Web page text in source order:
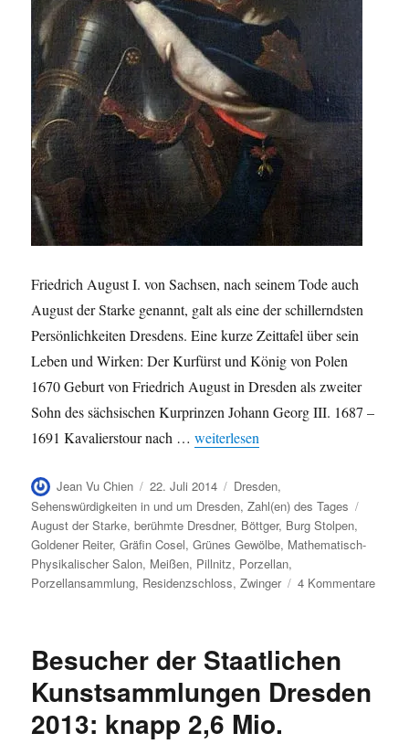
Friedrich August I. von Sachsen, nach seinem Tode auch
August der Starke genannt, galt als eine der schillerndsten
Persönlichkeiten Dresdens. Eine kurze Zeittafel über sein
Leben und Wirken: Der Kurfürst und König von Polen
1670 Geburt von Friedrich August in Dresden als zweiter
Sohn des sächsischen Kurprinzen Johann Georg III. 1687 –
1691 Kavalierstour nach …„August der Starke in Zahlen“
weiterlesen
Autor
Jean Vu Chien
Veröffentlicht
am
22. Juli 2014 Kategorien
Dresden,
Sehenswürdigkeiten in und um Dresden,Zahl(en) des Tages
August der Starke,berühmte Dresdner, Böttger, Burg Stolpen,
Goldener Reiter,Gräfin Cosel,Grünes Gewölbe, Mathematisch-
Physikalischer Salon, Meißen, Pillnitz, Porzellan,
Porzellansammlung, Residenzschloss,Zwinger 4 Kommentarezu
Besucher der Staatlichen
Kunstsammlungen Dresden
2013: knapp 2,6 Mio.